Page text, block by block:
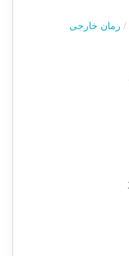
/ رمان خارجی